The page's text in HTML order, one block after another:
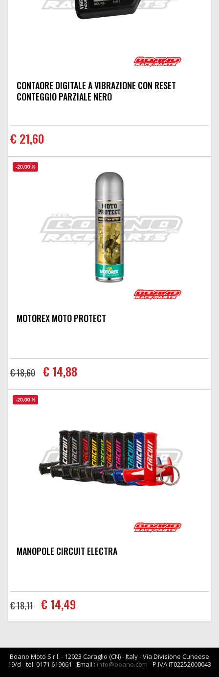
CONTAORE DIGITALE A VIBRAZIONE CON RESET
CONTEGGIO PARZIALE NERO
€ 21,60
-20,00 %
MOTOREX MOTO PROTECT
€ 18,60 € 14,88
-20,00 %
MANOPOLE CIRCUIT ELECTRA
€ 18,11 € 14,49
Boano Moto S.r.l. - 12023 Caraglio (CN) - Italy - Via Divisione Cuneese
19/d - tel: 0171 619061 - Email : info@boano.com - P.IVA:IT02252000043